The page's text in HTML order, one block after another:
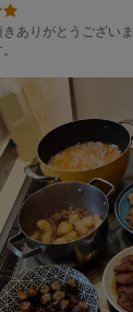
ありがとうござい